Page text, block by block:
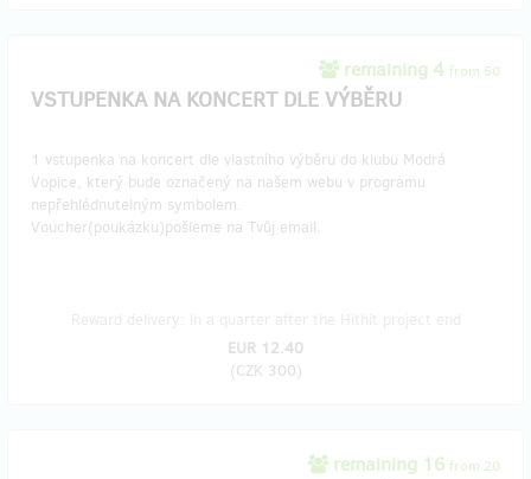
remaining 4 from 50
VSTUPENKA NA KONCERT DLE VÝBĚRU
1 vstupenka na koncert dle vlastního výběru do klubu Modrá
Vopice, který bude označený na našem webu v programu
nepřehlédnutelným symbolem.
Voucher(poukázku)pošleme na Tvůj email.
EUR 12.40
(CZK 300)
remaining 16 from 20